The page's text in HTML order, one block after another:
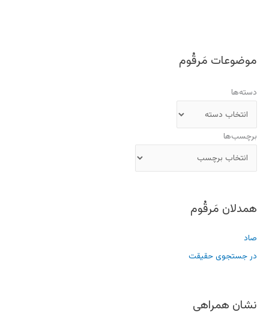
موضوعات مَرقُوم
دسته‌ها
برچسب‌ها
همدلان مَرقُوم
صاد
در جستجوی حقیقت
نشان همراهی